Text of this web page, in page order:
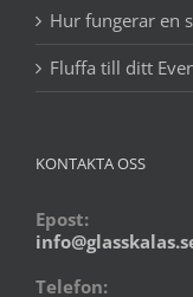
Hur fungerar en
Fluffa till ditt
KONTAKTA OSS
Epost:
Telefon: